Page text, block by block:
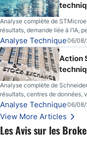
Les Avis sur les
Analyse complète de
résultats, demande liée à l’IA,
Analyse Technique06/08/
Action
Analyse complète de
résultats, centres de données,
Analyse Technique06/08/
View More Articles